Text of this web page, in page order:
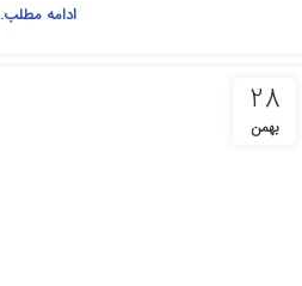
ادامه
28
بهمن